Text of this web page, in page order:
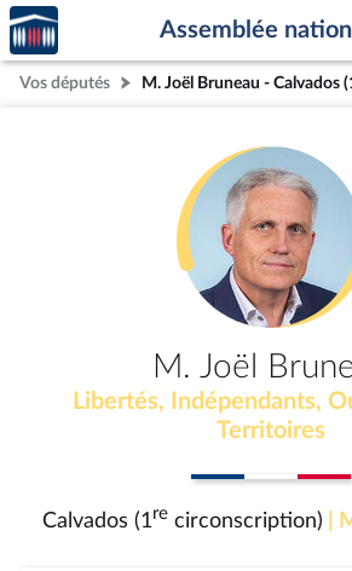
Aller au contenu
Aller en bas de la page
Accèder
à la
page
d'accueil
Assemblée
Vos députés
M. Joël
Libertés, Indépendants,
Territoires
Calvados (1recirconscription) |